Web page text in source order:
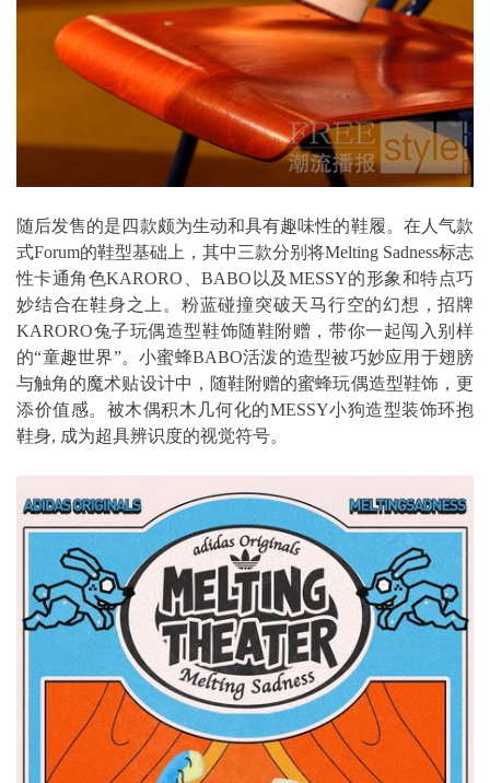
随后发售的是四款颇为生动和具有趣味性的鞋履。在人气款
式Forum的鞋型基础上，其中三款分别将Melting Sadness标志
性卡通角色KARORO、BABO以及MESSY的形象和特点巧
妙结合在鞋身之上。粉蓝碰撞突破天马行空的幻想，招牌
KARORO兔子玩偶造型鞋饰随鞋附赠，带你一起闯入别样
的“童趣世界”。小蜜蜂BABO活泼的造型被巧妙应用于翅膀
与触角的魔术贴设计中，随鞋附赠的蜜蜂玩偶造型鞋饰，更
添价值感。被木偶积木几何化的MESSY小狗造型装饰环抱
鞋身, 成为超具辨识度的视觉符号。